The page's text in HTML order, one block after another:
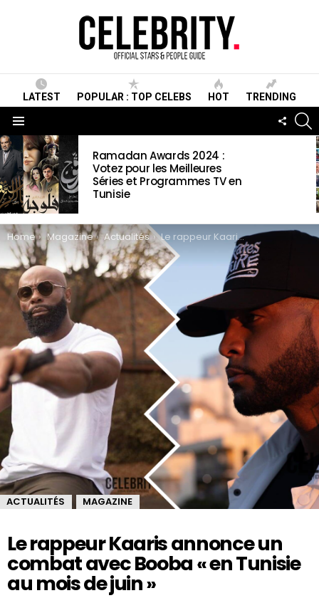
LATEST POPULAR : TOP CELEBS HOT TRENDING
LATEST
STORIES
Ramadan Awards 2024 :
Votez pour les Meilleures
Séries et Programmes TV en
Tunisie
You are here:
Home Magazine Actualités Le rappeur Kaaris annonce un combat avec Booba « en Tunisie au mois de juin »
ACTUALITÉS , MAGAZINE
Le rappeur Kaaris annonce un
combat avec Booba « en Tunisie
au mois de juin »